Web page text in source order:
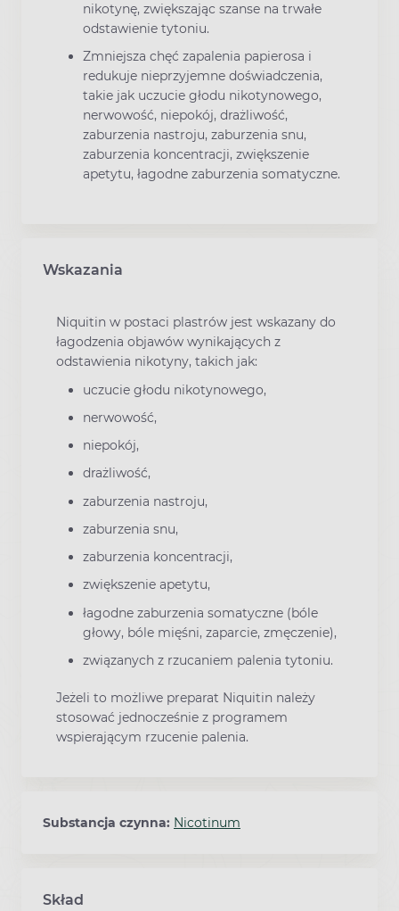
nikotynę, zwiększając szanse na trwałe
odstawienie tytoniu.
Zmniejsza chęć zapalenia papierosa i
redukuje nieprzyjemne doświadczenia,
takie jak uczucie głodu nikotynowego,
nerwowość, niepokój, drażliwość,
zaburzenia nastroju, zaburzenia snu,
zaburzenia koncentracji, zwiększenie
apetytu, łagodne zaburzenia somatyczne.
Wskazania
Niquitin w postaci plastrów jest wskazany do
łagodzenia objawów wynikających z
odstawienia nikotyny, takich jak:
uczucie głodu nikotynowego,
nerwowość,
niepokój,
drażliwość,
zaburzenia nastroju,
zaburzenia snu,
zaburzenia koncentracji,
zwiększenie apetytu,
łagodne zaburzenia somatyczne (bóle
głowy, bóle mięśni, zaparcie, zmęczenie),
związanych z rzucaniem palenia tytoniu.
Jeżeli to możliwe preparat Niquitin należy
stosować jednocześnie z programem
wspierającym rzucenie palenia.
Substancja czynna: Nicotinum
Skład